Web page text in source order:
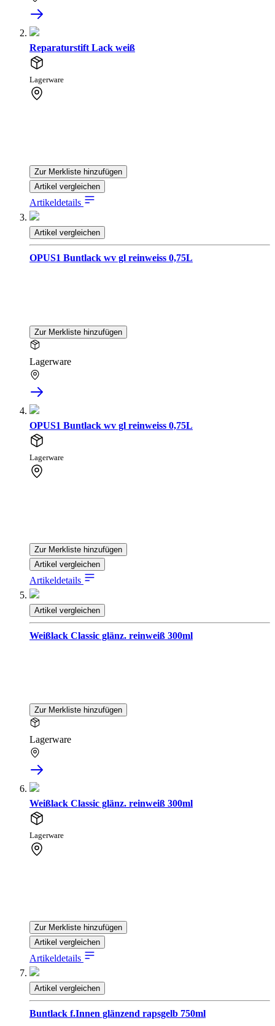
Reparaturstift Lack weiß
Lagerware
Zur Merkliste hinzufügen
Artikel vergleichen
Artikeldetails
Artikel vergleichen
OPUS1 Buntlack wv gl reinweiss 0,75L
Zur Merkliste hinzufügen
Lagerware
OPUS1 Buntlack wv gl reinweiss 0,75L
Lagerware
Zur Merkliste hinzufügen
Artikel vergleichen
Artikeldetails
Artikel vergleichen
Weißlack Classic glänz. reinweiß 300ml
Zur Merkliste hinzufügen
Lagerware
Weißlack Classic glänz. reinweiß 300ml
Lagerware
Zur Merkliste hinzufügen
Artikel vergleichen
Artikeldetails
Artikel vergleichen
Buntlack f.Innen glänzend rapsgelb 750ml